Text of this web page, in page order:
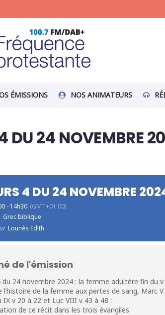
ÉMISSIONS NOS ANIMATEURS
DU 24 NOVEMBRE
4 DU 24 NOVEMBRE
- 14h30 (GMT+01:00)
Grec biblique
Lounès Edith
de l'émission
du 24 novembre 2024 : la femme adultère fin du v
l’histoire de la femme aux pertes de sang, Marc
v 20 à 22 et Luc VIII v 43 à 48 :
de ce récit dans les trois évangiles.